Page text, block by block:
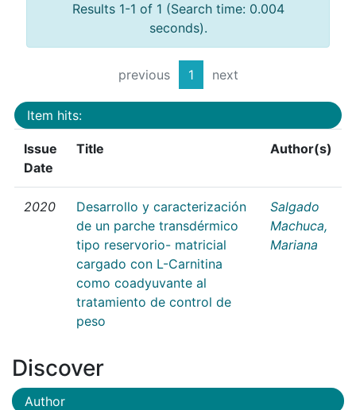
Results 1-1 of 1 (Search time: 0.004
seconds).
previous 1 next
Item hits:
Issue
Date
Title Author(s)
2020
Desarrollo y caracterización
de un parche transdérmico
tipo reservorio- matricial
cargado con L-Carnitina
como coadyuvante al
tratamiento de control de
peso
Salgado
Machuca,
Mariana
Discover
Author